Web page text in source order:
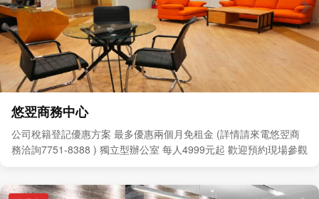
悠翌商務中心
公司稅籍登記優惠方案 最多優惠兩個月免租金 (詳情請來電悠翌商
務洽詢7751-8388 ) 獨立型辦公室 每人4999元起 歡迎預約現場參觀